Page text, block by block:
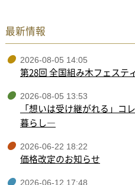
最新情報
2026-08-05 14:05
第28回 全国組み木フェステ
2026-08-05 13:53
「想いは受け継がれる」
暮らし―
2026-06-22 18:22
価格改定のお知らせ
2026-06-12 17:48